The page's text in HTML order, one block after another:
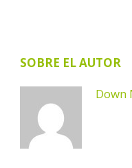
SOBRE EL AUTOR
Down